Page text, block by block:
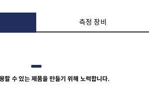
측정 장비
할 수 있는 제품을 만들기 위해 노력합니다.